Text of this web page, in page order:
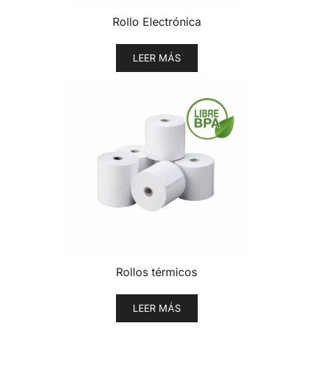
Rollo Electrónica
LEER MÁS
Rollos térmicos
LEER MÁS